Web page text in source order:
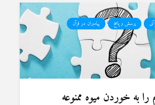
پرسش و پاسخ پیامبران در قرآن
را به خوردن میوه ممنوعه